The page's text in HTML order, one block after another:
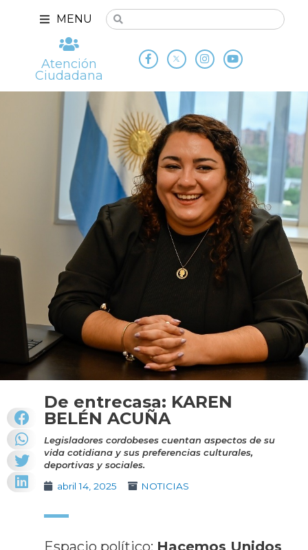
MENU
Atención
Ciudadana
De entrecasa: KAREN
BELÉN ACUÑA
Legisladores cordobeses cuentan aspectos de su
vida cotidiana y sus preferencias culturales,
deportivas y sociales.
abril 14, 2025
NOTICIAS
Espacio político: Hacemos Unidos